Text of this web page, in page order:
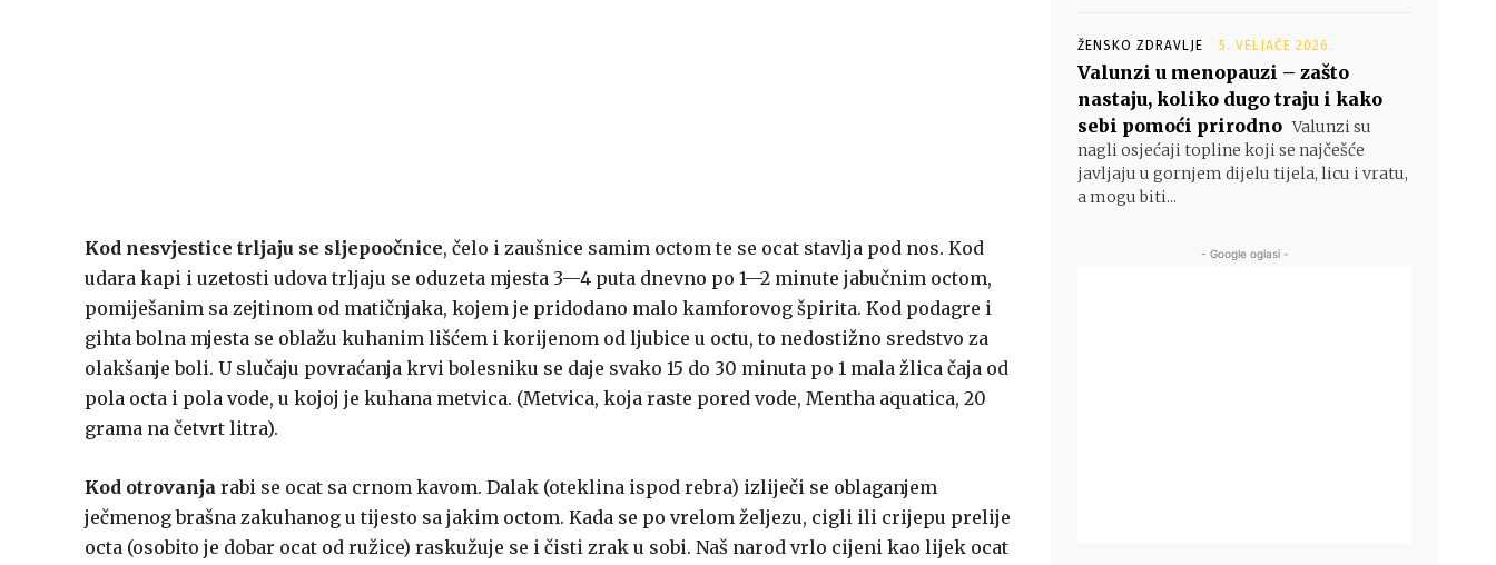
Kod nesvjestice trljaju se sljepoočnice, čelo i zaušnice samim octom te se ocat stavlja pod nos. Kod
udara kapi i uzetosti udova trljaju se oduzeta mjesta 3—4 puta dnevno po 1—2 minute jabučnim octom,
pomiješanim sa zejtinom od matičnjaka, kojem je pridodano malo kamforovog špirita. Kod podagre i
gihta bolna mjesta se oblažu kuhanim lišćem i korijenom od ljubice u octu, to nedostižno sredstvo za
olakšanje boli. U slučaju povraćanja krvi bolesniku se daje svako 15 do 30 minuta po 1 mala žlica čaja od
pola octa i pola vode, u kojoj je kuhana metvica. (Metvica, koja raste pored vode, Mentha aquatica, 20
grama na četvrt litra).
Kod otrovanja rabi se ocat sa crnom kavom. Dalak (oteklina ispod rebra) izliječi se oblaganjem
ječmenog brašna zakuhanog u tijesto sa jakim octom. Kada se po vrelom željezu, cigli ili crijepu prelije
octa (osobito je dobar ocat od ružice) raskužuje se i čisti zrak u sobi. Naš narod vrlo cijeni kao lijek ocat
ŽENSKO ZDRAVLJE 5. VELJAČE 2026.
Valunzi u menopauzi – zašto
nastaju, koliko dugo traju i kako
sebi pomoći prirodno Valunzi su
nagli osjećaji topline koji se najčešće
javljaju u gornjem dijelu tijela, licu i vratu,
a mogu biti...
- Google oglasi -